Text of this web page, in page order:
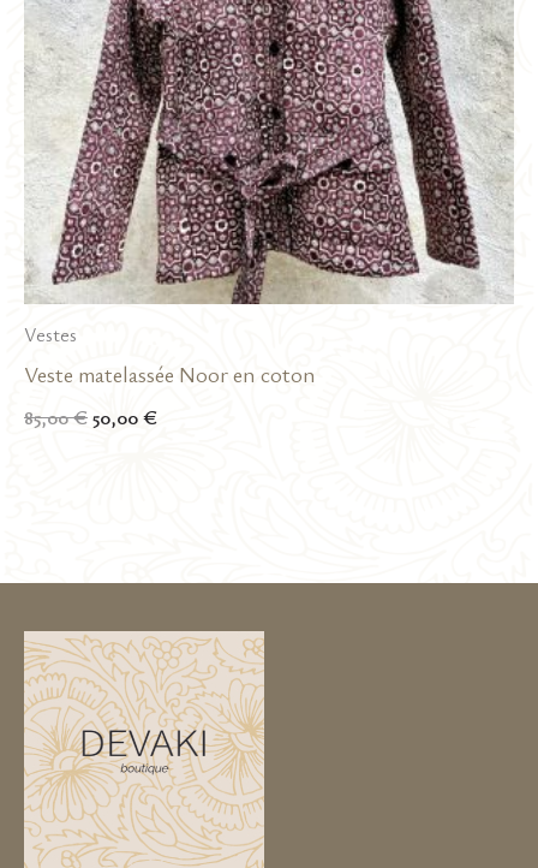
Vestes
Veste matelassée Noor en coton
85,00€Le
50,00€Le